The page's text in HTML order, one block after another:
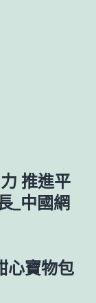
推進平
_中國網
心寶物包